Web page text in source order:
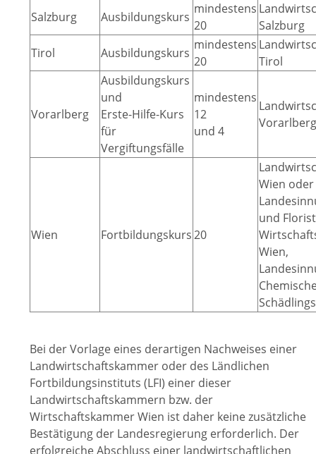
Salzburg
Ausbildungskurs
mindestens
20
Salzburg
Tirol
Ausbildungskurs
mindestens
20
Tirol
Vorarlberg
Ausbildungskurs
und
Erste-Hilfe-Kurs
für
Vergiftungsfälle
mindestens
12
und 4
Vorarlberg
Wien Fortbildungskurs20
Wien oder
und
Wien,
Bei der Vorlage eines derartigen Nachweises einer
Landwirtschaftskammer oder des Ländlichen
Fortbildungsinstituts (LFI) einer dieser
Landwirtschaftskammern bzw. der
Wirtschaftskammer Wien ist daher keine zusätzliche
Bestätigung der Landesregierung erforderlich. Der
erfolgreiche Abschluss einer landwirtschaftlichen